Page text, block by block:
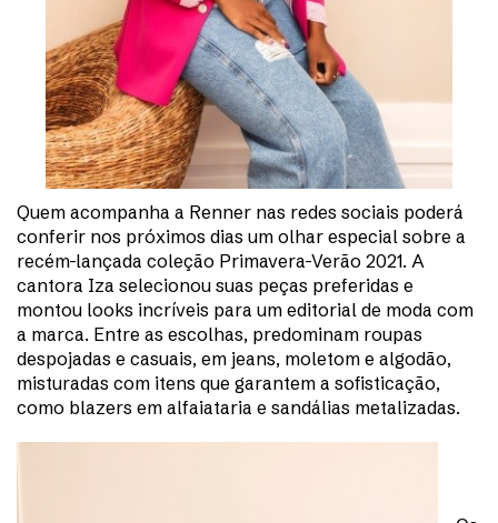
Quem acompanha a Renner nas redes sociais poderá
conferir nos próximos dias um olhar especial sobre a
recém-lançada coleção Primavera-Verão 2021. A
cantora Iza selecionou suas peças preferidas e
montou looks incríveis para um editorial de moda com
a marca. Entre as escolhas, predominam roupas
despojadas e casuais, em jeans, moletom e algodão,
misturadas com itens que garantem a sofisticação,
como blazers em alfaiataria e sandálias metalizadas.